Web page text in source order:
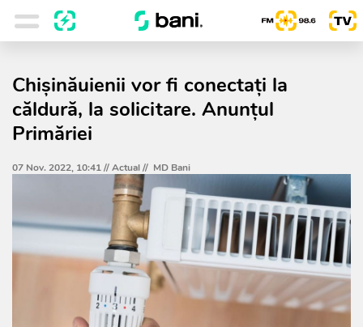
Chișinăuienii vor fi conectați la
căldură, la solicitare. Anunțul
Primăriei
07 Nov. 2022, 10:41 //Actual// MD Bani